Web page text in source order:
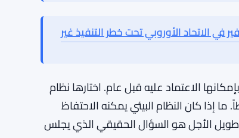
مكتب الأصول الجنائية في أيرلندا يصادر 500 بيتكوين بقيمة $31 مليون من شبكة من تجار القنب
ارتفاع سولانا بفضل طفرة الميم كوين وأسواق التوقعات في شبكتها ذات 400 مليون